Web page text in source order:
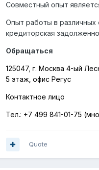
Совместный опыт
Опыт работы в различных
кредиторская
Обращаться
125047, г. Москва 4-ый
5 этаж, офис Регус
Контактное лицо
Тел.: +7 499 841-01-75
Quote